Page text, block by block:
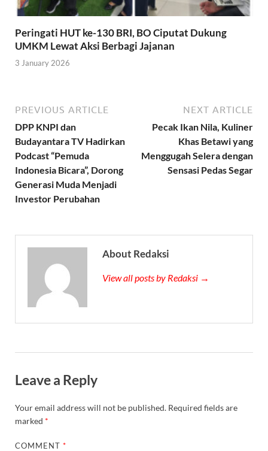
Peringati HUT ke-130 BRI, BO Ciputat Dukung
UMKM Lewat Aksi Berbagi Jajanan
3 January 2026
PREVIOUS ARTICLE
DPP KNPI dan
Budayantara TV Hadirkan
Podcast “Pemuda
Indonesia Bicara”, Dorong
Generasi Muda Menjadi
Investor Perubahan
NEXT ARTICLE
Pecak Ikan Nila, Kuliner
Khas Betawi yang
Menggugah Selera dengan
Sensasi Pedas Segar
About Redaksi
View all posts by Redaksi →
Leave a Reply
Your email address will not be published. Required fields are
marked *
COMMENT*